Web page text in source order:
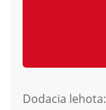
Dodacia lehota: